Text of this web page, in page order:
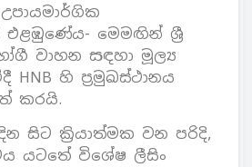
මෙමඟින් ශ්‍රී
වාහන සඳහා මූල්‍ය
HNB හි ප්‍රමුඛස්ථානය
කරයි.
දින සිට ක්‍රියාත්මක වන පරිදි,
යටතේ විශේෂ ලීසිං